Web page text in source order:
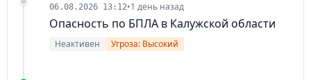
06.08.2026 13:12•1 день назад
Опасность по БПЛА в Калужской области
Неактивен Угроза: Высокий